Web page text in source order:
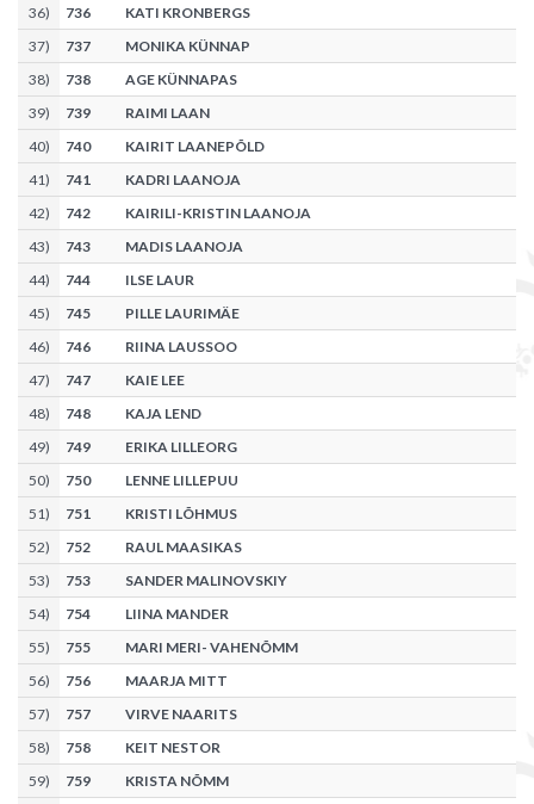
36) 736
KATI KRONBERGS
37) 737
MONIKA KÜNNAP
38) 738
AGE KÜNNAPAS
39) 739
RAIMI LAAN
40) 740
KAIRIT LAANEPÕLD
41) 741
KADRI LAANOJA
42) 742
KAIRILI-KRISTIN LAANOJA
43) 743
MADIS LAANOJA
44) 744
ILSE LAUR
45) 745
PILLE LAURIMÄE
46) 746
RIINA LAUSSOO
47) 747
KAIE LEE
48) 748
KAJA LEND
49) 749
ERIKA LILLEORG
50) 750
LENNE LILLEPUU
51) 751
KRISTI LÕHMUS
52) 752
RAUL MAASIKAS
53) 753
SANDER MALINOVSKIY
54) 754
LIINA MANDER
55) 755
MARI MERI- VAHENÕMM
56) 756
MAARJA MITT
57) 757
VIRVE NAARITS
58) 758
KEIT NESTOR
59) 759
KRISTA NÕMM